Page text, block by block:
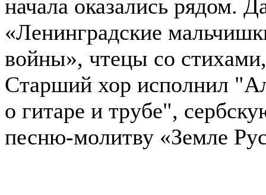
начала оказались рядом.
«Ленинградские
войны», чтецы со
Старший хор исполнил
о гитаре и трубе",
песню-молитву «Земле